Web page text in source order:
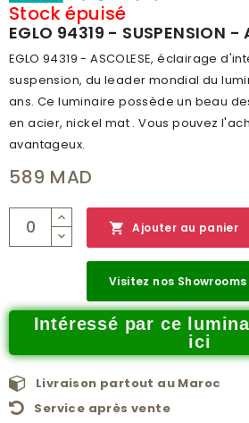
Stock épuisé
EGLO 94319 - SUSPENSION -
EGLO 94319 - ASCOLESE, éclairage
suspension, du leader mondial du
ans. Ce luminaire possède un beau
en acier, nickel mat . Vous pouvez
avantageux.
589 MAD
 Ajouter au panier
Visitez nos Showrooms
Intéressé par ce
ici
Livraison partout au Maroc
Service après vente